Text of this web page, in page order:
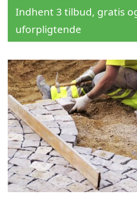
Indhent 3 tilbud, gratis
uforpligtende